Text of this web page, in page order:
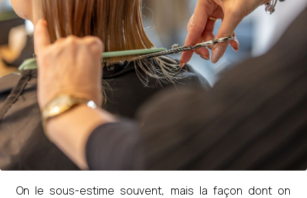
On le sous-estime souvent, mais la façon dont on